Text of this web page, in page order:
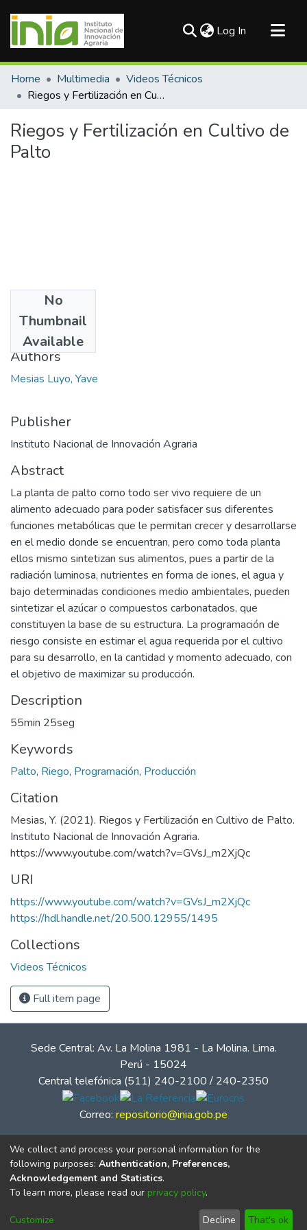
Log In (current)
Communities & Collections
All of DSpace
Home Multimedia
Videos Técnicos
Riegos y Fertilización en Cultivo de Palto
Riegos y Fertilización en Cultivo de
Palto
No
Thumbnail
Available
2021-09-30
Authors
Mesias Luyo, Yave
Publisher
Instituto Nacional de Innovación Agraria
Abstract
La planta de palto como todo ser vivo requiere de un
alimento adecuado para poder satisfacer sus diferentes
funciones metabólicas que le permitan crecer y desarrollarse
en el medio donde se encuentran, pero como toda planta
ellos mismo sintetizan sus alimentos, pues a partir de la
radiación luminosa, nutrientes en forma de iones, el agua y
bajo determinadas condiciones medio ambientales, pueden
sintetizar el azúcar o compuestos carbonatados, que
constituyen la base de su estructura. La programación de
riesgo consiste en estimar el agua requerida por el cultivo
para su desarrollo, en la cantidad y momento adecuado, con
el objetivo de maximizar su producción.
Description
55min 25seg
Keywords
Palto, Riego, Programación, Producción
Citation
Mesias, Y. (2021). Riegos y Fertilización en Cultivo de Palto.
Instituto Nacional de Innovación Agraria.
https://www.youtube.com/watch?v=GVsJ_m2XjQc
URI
https://www.youtube.com/watch?v=GVsJ_m2XjQc
https://hdl.handle.net/20.500.12955/1495
Collections
Videos Técnicos
Full item page
Sede Central: Av. La Molina 1981 - La Molina. Lima.
Perú - 15024
Central telefónica (511) 240-2100 / 240-2350
Correo: repositorio@inia.gob.pe
We collect and process your personal information for the
following purposes: Authentication, Preferences,
Acknowledgement and Statistics.
To learn more, please read our privacy policy.
Customize Decline That's ok